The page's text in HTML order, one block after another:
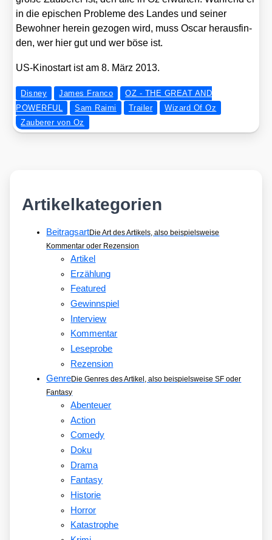
in die epi­schen Pro­ble­me des Lan­des und sei­ner
Bewoh­ner her­ein gezo­gen wird, muss Oscar her­aus­fin­
den, wer hier gut und wer böse ist.
US-Kino­start ist am 8. März 2013.
Disney James Franco
OZ - THE GREAT AND
POWERFUL
Sam Raimi Trailer
Wizard Of Oz
Zauberer von Oz
Artikelkategorien
BeitragsartDie Art des Artikels, also beispielsweise
Kommentar oder Rezension
Artikel
Erzählung
Featured
Gewinnspiel
Interview
Kommentar
Leseprobe
Rezension
GenreDie Genres des Artikel, also beispielsweise SF oder
Fantasy
Abenteuer
Action
Comedy
Doku
Drama
Fantasy
Historie
Horror
Katastrophe